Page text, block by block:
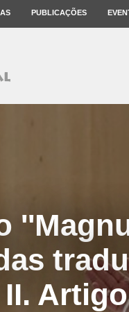
PUBLICAÇÕES